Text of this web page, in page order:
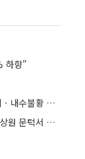
하향”
현대제철, 포항2공장 가동 중단…“저가공세ㆍ내수불황 여파”
美 클래리티 법안 연내 통과 가능성 13%…상원 문턱서 제동